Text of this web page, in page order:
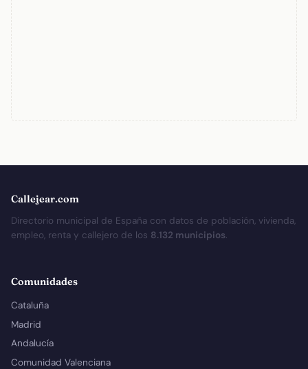
Callejear.com
Directorio municipal de España con datos de población, vivienda,
empleo, renta y callejero de los 8.132 municipios.
Comunidades
Cataluña
Madrid
Andalucía
Comunidad Valenciana